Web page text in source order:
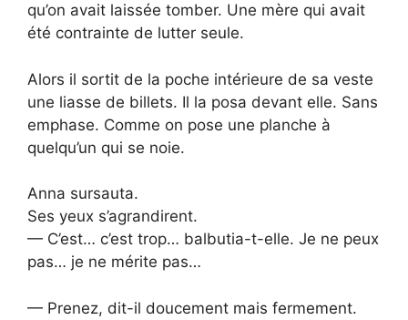
qu’on avait laissée tomber. Une mère qui avait
été contrainte de lutter seule.
Alors il sortit de la poche intérieure de sa veste
une liasse de billets. Il la posa devant elle. Sans
emphase. Comme on pose une planche à
quelqu’un qui se noie.
Anna sursauta.
Ses yeux s’agrandirent.
— C’est… c’est trop… balbutia-t-elle. Je ne peux
pas… je ne mérite pas…
— Prenez, dit-il doucement mais fermement.